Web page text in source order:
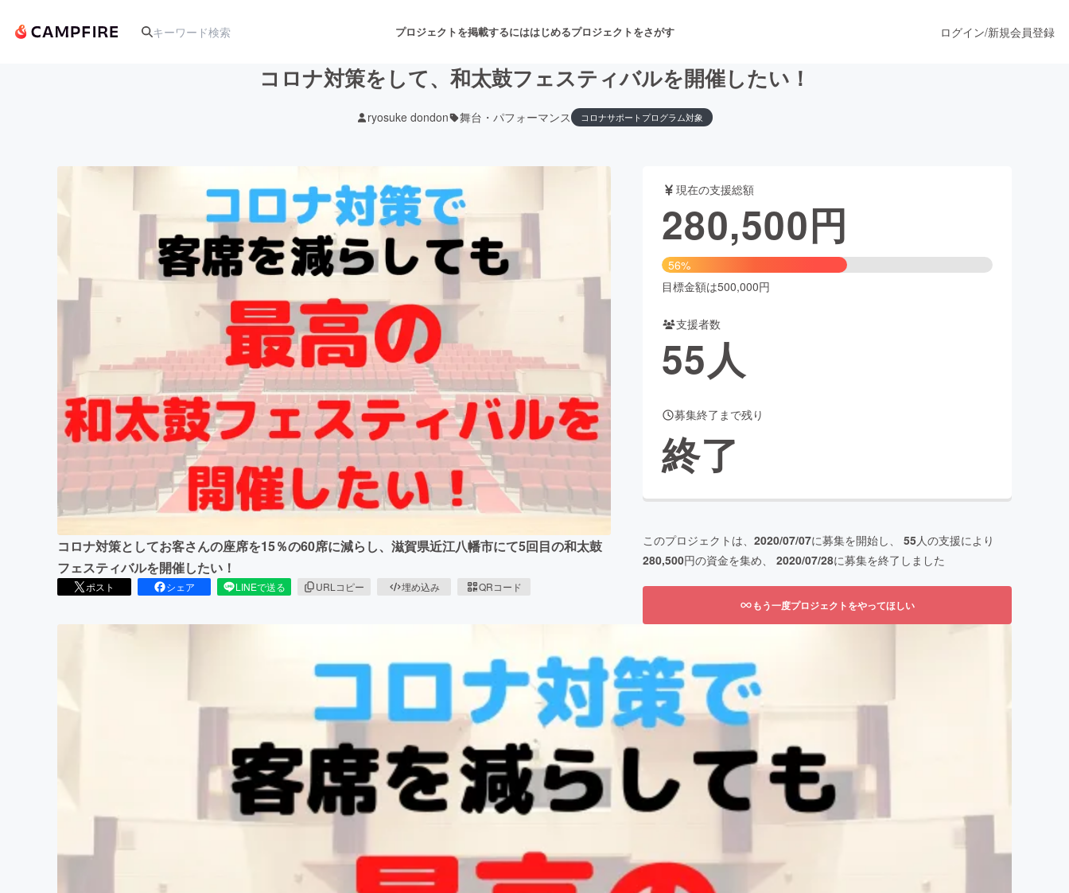
プロジェクトを掲載するにははじめるプロジェクトをさがす
アート・写真 音楽 舞台・パフォーマンス
テクノロジー・ガジェット ゲーム・サービス開発 フード・飲食店 ファッション
映像・映画 アニメ・漫画
ビジネス・起業 チャレンジ ビューティー・ヘルスケア
まちづくり・地域活性化
CAMPFIRE for Social GoodCAMPFIRE Creation
CAMPFIREふるさと納税machi-yaコミュニティ
ログイン/新規会員登録
コロナ対策をして、和太鼓フェスティバルを開催したい！
ryosuke dondon 舞台・パフォーマンス コロナサポートプログラム対象
コロナ対策としてお客さんの座席を15％の60席に減らし、滋賀県近江八幡市にて5回目の和太鼓
フェスティバルを開催したい！
ポスト シェア LINEで送る URLコピー 埋め込み QRコード
現在の支援総額
280,500円
56%
目標金額は500,000円
支援者数
55人
募集終了まで残り
終了
このプロジェクトは、 2020/07/07に募集を開始し、 55人の支援により
280,500円の資金を集め、 2020/07/28に募集を終了しました
もう一度プロジェクトをやってほしい